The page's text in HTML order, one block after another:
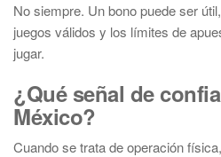
No siempre. Un bono puede ser
juegos válidos y los límites de
jugar.
¿Qué señal de
México?
Cuando se trata de operación